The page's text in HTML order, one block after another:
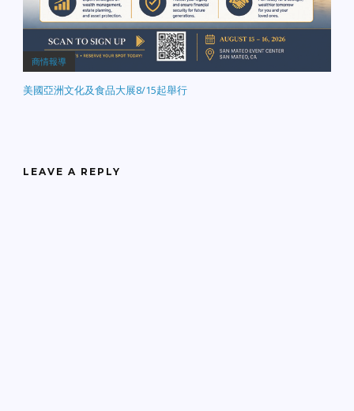
商情報導
美國亞洲文化及食品大展8/15起舉行
LEAVE A REPLY